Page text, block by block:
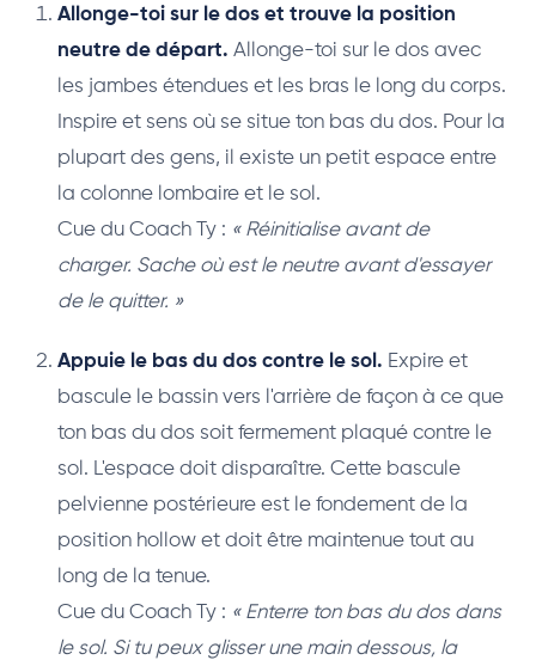
Allonge-toi sur le dos et trouve la position
neutre de départ. Allonge-toi sur le dos avec
les jambes étendues et les bras le long du corps.
Inspire et sens où se situe ton bas du dos. Pour la
plupart des gens, il existe un petit espace entre
la colonne lombaire et le sol.
Cue du Coach Ty : « Réinitialise avant de
charger. Sache où est le neutre avant d'essayer
de le quitter. »
Appuie le bas du dos contre le sol. Expire et
bascule le bassin vers l'arrière de façon à ce que
ton bas du dos soit fermement plaqué contre le
sol. L'espace doit disparaître. Cette bascule
pelvienne postérieure est le fondement de la
position hollow et doit être maintenue tout au
long de la tenue.
Cue du Coach Ty : « Enterre ton bas du dos dans
le sol. Si tu peux glisser une main dessous, la